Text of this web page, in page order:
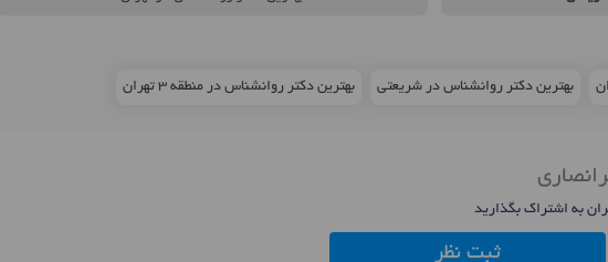
بهترین دکتر روانشناس در شریعتی بهترین دکتر روانشناس در منطقه 3 تهران
به اشتراک بگذارید
ثبت نظر